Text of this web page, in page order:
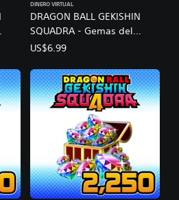
DRAGON BALL GEKISHIN
SQUADRA - Gemas del
dragón B
DINERO VIRTUAL
US$6.99